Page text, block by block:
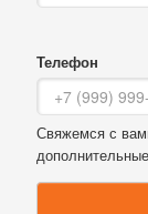
Телефон
Свяжемся с